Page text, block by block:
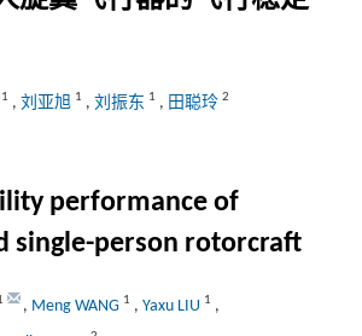
1 , 刘亚旭 1 , 刘振东 1 , 田聪玲 2
performance of
single-person rotorcraft
, Meng WANG 1 , Yaxu LIU 1 ,